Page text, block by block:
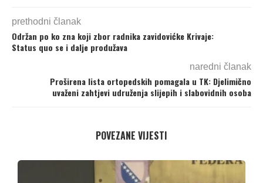
prethodni članak
Održan po ko zna koji zbor radnika zavidovićke Krivaje:
Status quo se i dalje produžava
naredni članak
Proširena lista ortopedskih pomagala u TK: Djelimično
uvaženi zahtjevi udruženja slijepih i slabovidnih osoba
POVEZANE VIJESTI